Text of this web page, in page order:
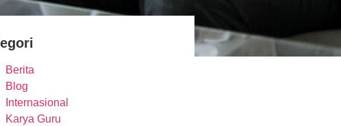
Berita
Blog
Internasional
Karya Guru